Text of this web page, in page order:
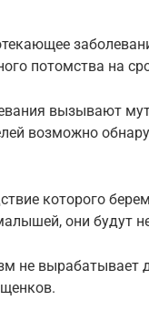
потомства на
вызывают
возможно
которого
они будут
не вырабатывает